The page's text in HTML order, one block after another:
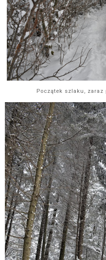
Początek szlaku,